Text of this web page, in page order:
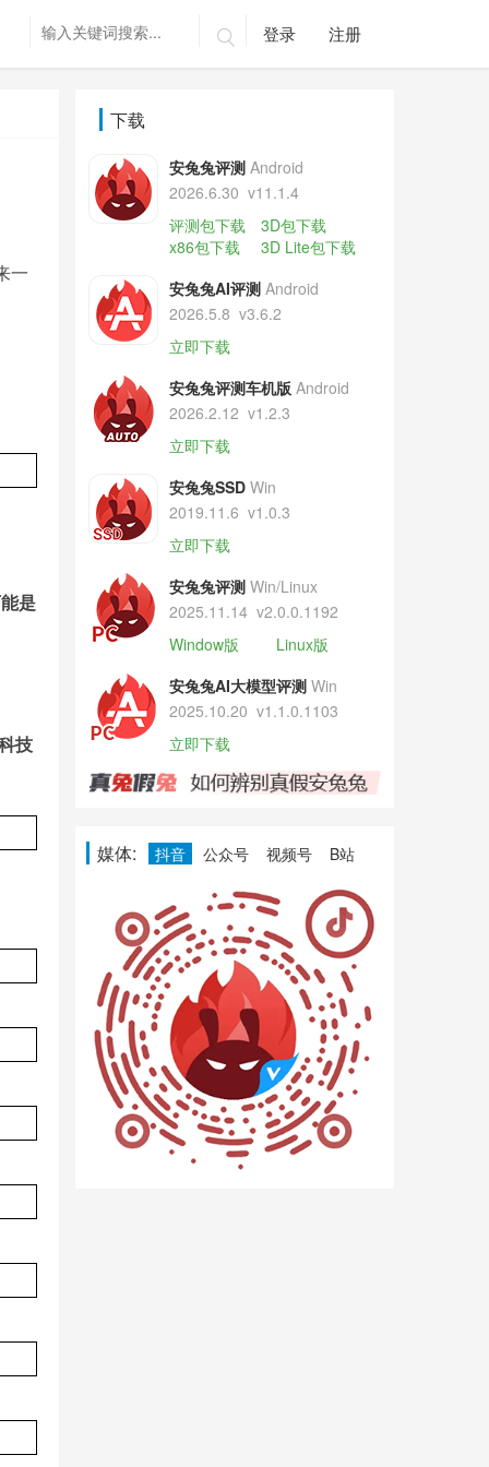
 登录 注册
一
是
技
下载
安兔兔评测 Android
2026.6.30 v11.1.4
评测包下载
3D包下载
x86包下载
3D Lite包下载
安兔兔AI评测 Android
2026.5.8 v3.6.2
立即下载
安兔兔评测车机版 Android
2026.2.12 v1.2.3
立即下载
安兔兔SSD Win
2019.11.6 v1.0.3
立即下载
安兔兔评测 Win/Linux
2025.11.14 v2.0.0.1192
Window版
Linux版
安兔兔AI大模型评测 Win
2025.10.20 v1.1.0.1103
立即下载
媒体: 抖音 公众号 视频号 B站